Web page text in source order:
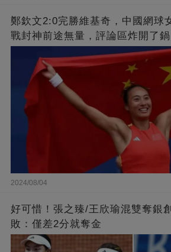
鄭欽文2:0完勝維基奇，中國網球
戰封神前途無量，評論區炸開了鍋
2024/08/04
好可惜！張之臻/王欣瑜混雙奪銀
敗：僅差2分就奪金